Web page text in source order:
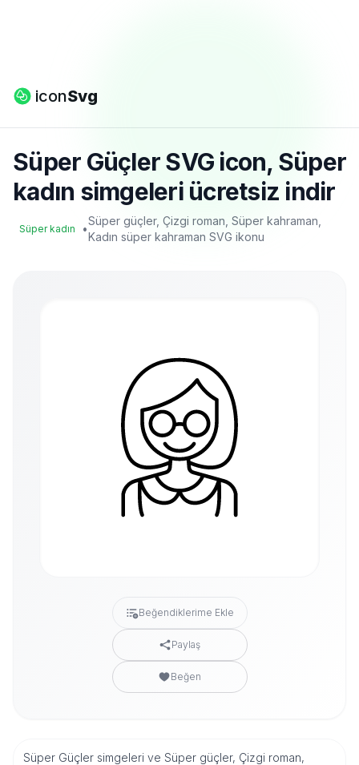
iconSvg
Süper Güçler SVG icon, Süper
kadın simgeleri ücretsiz indir
Süper kadın •
Süper güçler, Çizgi roman, Süper kahraman,
Kadın süper kahraman SVG ikonu
Beğendiklerime Ekle
Paylaş
Beğen
Süper Güçler simgeleri ve Süper güçler, Çizgi roman,